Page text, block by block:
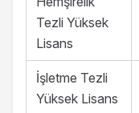
Tezli Yüksek
Lisans
İşletme Tezli
Yüksek Lisans